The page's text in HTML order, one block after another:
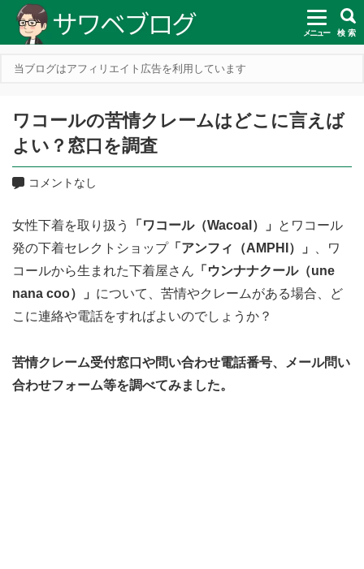
メニュー 検 索
当ブログはアフィリエイト広告を利用しています
ワコールの苦情クレームはどこに言えば
よい？窓口を調査
コメントなし
女性下着を取り扱う 「ワコール（Wacoal）」
とワコール
発の下着セレクトショップ「アンフィ（AMPHI）」
、ワ
コールから生まれた下着屋さん 「ウンナナクール（une
nana coo）」 について、苦情やクレームがある場合、ど
こに連絡や電話をすればよいのでしょうか？
苦情クレーム受付窓口や問い合わせ電話番号、メール問い
合わせフォーム等を調べてみました。